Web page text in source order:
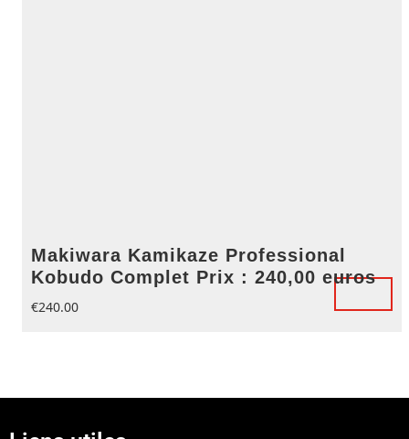
Makiwara Kamikaze Professional
Kobudo Complet Prix : 240,00 euros
€240.00